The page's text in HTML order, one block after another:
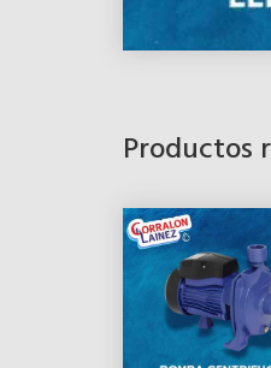
Productos